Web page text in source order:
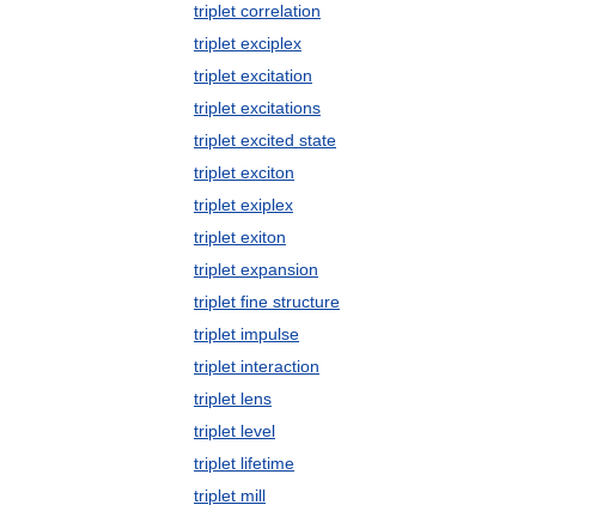
triplet correlation
triplet exciplex
triplet excitation
triplet excitations
triplet excited state
triplet exciton
triplet exiplex
triplet exiton
triplet expansion
triplet fine structure
triplet impulse
triplet interaction
triplet lens
triplet level
triplet lifetime
triplet mill